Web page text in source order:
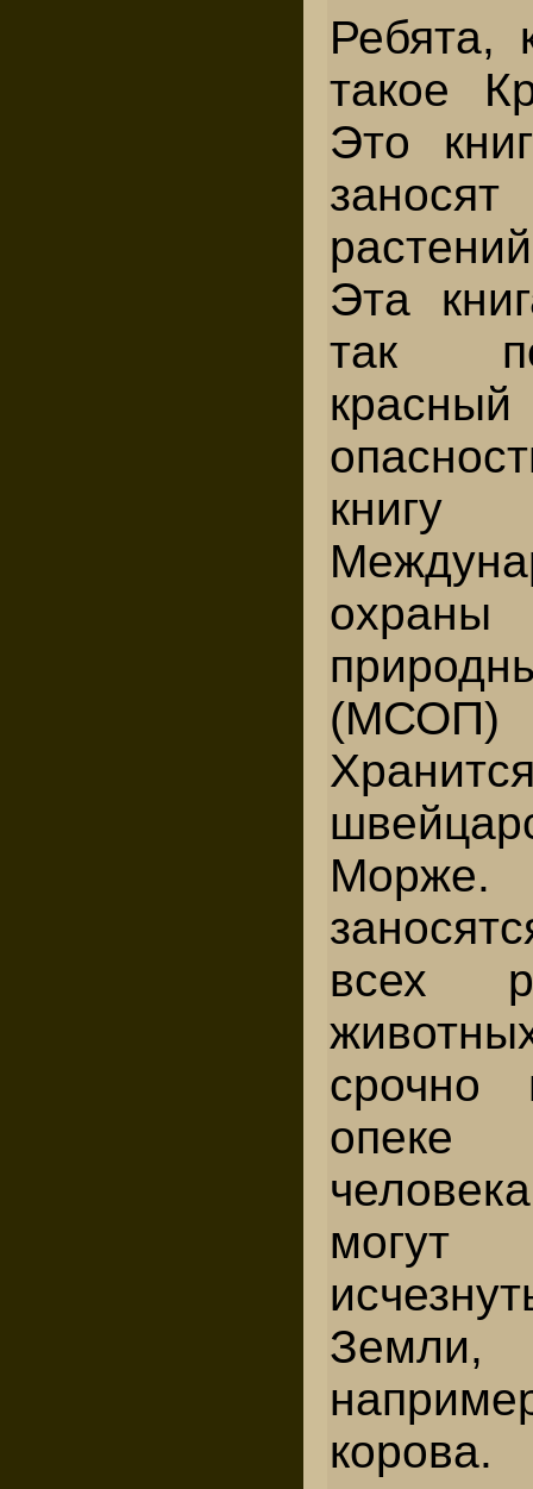
Ребята,
такое
Это
Эта
так
красный
(МСОП)
всех
срочно
Земли,
корова.